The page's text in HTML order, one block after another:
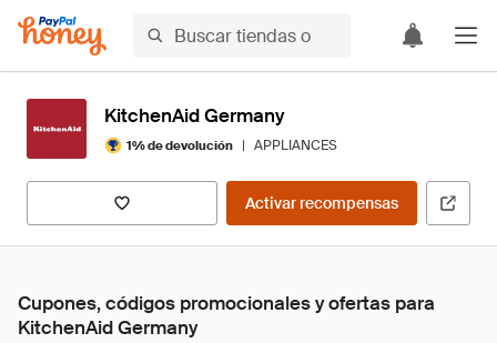
KitchenAid Germany
1% de devolución | APPLIANCES
Activar recompensas
Cupones, códigos promocionales y ofertas para
KitchenAid Germany